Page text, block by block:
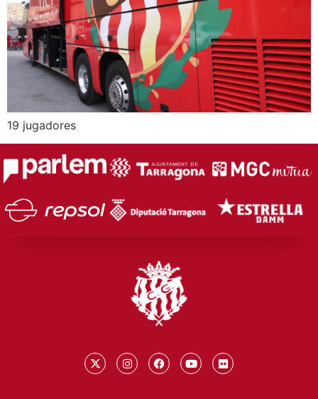
19 jugadores